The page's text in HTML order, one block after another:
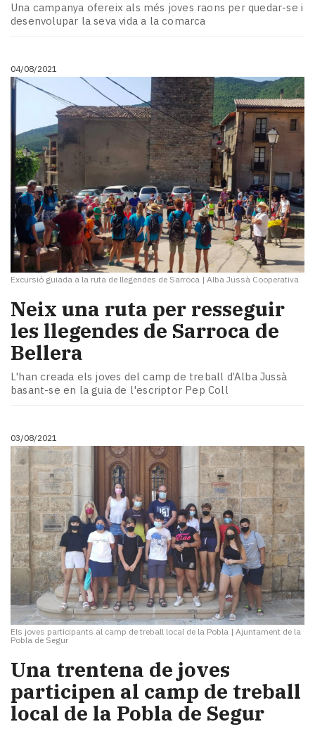
Una campanya ofereix als més joves raons per quedar-se i
desenvolupar la seva vida a la comarca
04/08/2021
Excursió guiada a la ruta de llegendes de Sarroca | Alba Jussà Cooperativa
Neix una ruta per resseguir
les llegendes de Sarroca de
Bellera
L'han creada els joves del camp de treball d’Alba Jussà
basant-se en la guia de l'escriptor Pep Coll
03/08/2021
Els joves participants al camp de treball local de la Pobla | Ajuntament de la
Pobla de Segur
Una trentena de joves
participen al camp de treball
local de la Pobla de Segur